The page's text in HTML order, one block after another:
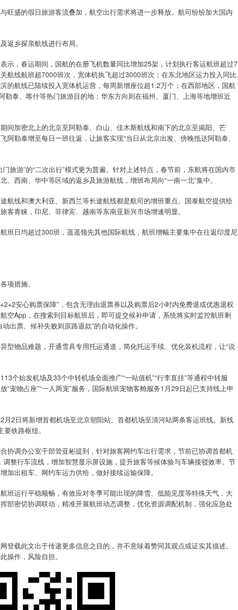
盛的假日旅游客流叠加，航空出行需求将进一步释放。航司纷纷加大国内
乡探亲航线进行布局。
，春运期间，国航的在册飞机数量同比增加25架，计划执行客运航班超过7
航线航班超7000班次，宽体机执飞超过3000班次；在东北地区运力投入同比
的航线已陆续投入宽体机运营，每周新增座位超1.2万个；在西部地区，国航
泰、喀什等热门旅游目的地；华东方向则在福州、厦门、上海等地增班近
加密北上的北京至阿勒泰、白山、佳木斯航线和南下的北京至揭阳、芒
勒泰增至每日一班往返，让旅客实现“当日从北京出发、傍晚抵达阿勒泰、
游”的“二次出行”模式更为普遍。针对上述特点，春节前，东航将在国内市
西南、华中等区域的返乡及旅游航线，增班布局向“一南一北”集中。
线和澳大利亚、新西兰等长途航线都是航司的增班重点。国泰航空提供给
客青睐，印尼、菲律宾、越南等东南亚新兴市场增速明显。
日均超过300班，遥遥领先其他国际航线，航班增幅主要集中在往返印度尼
项措施。
安心购票保障”，包含无理由退票券以及购票后2小时内免费退或优惠退权
空App，在搜索到目标航班后，即可提交候补申请，系统将实时监控航班剩
出票、候补失败则原路退款”的自动化操作。
物品难题，开通雪具专用托运通道，简化托运手续、优化装机流程，让“说
始发机场及33个中转机场全面推广“一站值机”“行李直挂”等通程中转服
物占座”“一人两宠”服务，国际航班宠物客舱服务1月29日起已支持线上申
2日将新增首都机场至北京朝阳站、首都机场至清河站两条客运班线。新线
铁路枢纽。
调办公室干部管亚彬提到，针对旅客网约车出行需求，节前已协调首都机
整行车流线，增加智慧显示屏设施，提升旅客等候体验与车辆接驳效率。节
出租车、网约车运力供给，做好接续运输保障。
运行平稳顺畅，有效应对冬季可能出现的降雪、低能见度等特殊天气，大
部密切协调联动，精准开展航班动态调整，优化资源调配机制，强化应急处
登载此文出于传递更多信息之目的，并不意味着赞同其观点或证实其描述。
操作，风险自担。